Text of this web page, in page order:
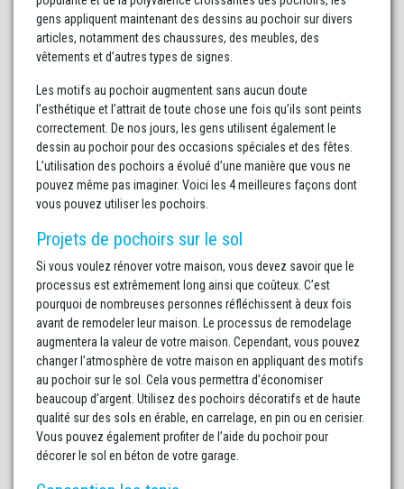
gens appliquent maintenant des dessins au pochoir sur divers
articles, notamment des chaussures, des meubles, des
vêtements et d’autres types de signes.
Les motifs au pochoir augmentent sans aucun doute
l’esthétique et l’attrait de toute chose une fois qu’ils sont peints
correctement. De nos jours, les gens utilisent également le
dessin au pochoir pour des occasions spéciales et des fêtes.
L’utilisation des pochoirs a évolué d’une manière que vous ne
pouvez même pas imaginer. Voici les 4 meilleures façons dont
vous pouvez utiliser les pochoirs.
Projets de pochoirs sur le sol
Si vous voulez rénover votre maison, vous devez savoir que le
processus est extrêmement long ainsi que coûteux. C’est
pourquoi de nombreuses personnes réfléchissent à deux fois
avant de remodeler leur maison. Le processus de remodelage
augmentera la valeur de votre maison. Cependant, vous pouvez
changer l’atmosphère de votre maison en appliquant des motifs
au pochoir sur le sol. Cela vous permettra d’économiser
beaucoup d’argent. Utilisez des pochoirs décoratifs et de haute
qualité sur des sols en érable, en carrelage, en pin ou en cerisier.
Vous pouvez également profiter de l’aide du pochoir pour
décorer le sol en béton de votre garage.